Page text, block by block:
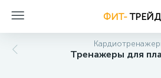
ФИТ-ТРЕЙД
Тренажеры для